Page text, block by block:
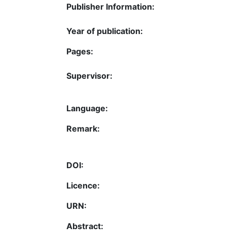
Publisher Information:
Year of publication:
Pages:
Supervisor:
Language:
Remark:
DOI:
Licence:
URN:
Abstract: